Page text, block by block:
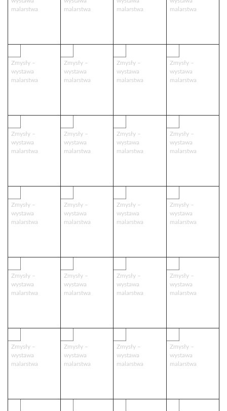
malarstwa
malarstwa
malarstwa
malarstwa
Zmysły –
wystawa
malarstwa
Zmysły –
wystawa
malarstwa
Zmysły –
wystawa
malarstwa
Zmysły –
wystawa
malarstwa
Zmysły –
wystawa
malarstwa
Zmysły –
wystawa
malarstwa
Zmysły –
wystawa
malarstwa
Zmysły –
wystawa
malarstwa
Zmysły –
wystawa
malarstwa
Zmysły –
wystawa
malarstwa
Zmysły –
wystawa
malarstwa
Zmysły –
wystawa
malarstwa
Zmysły –
wystawa
malarstwa
Zmysły –
wystawa
malarstwa
Zmysły –
wystawa
malarstwa
Zmysły –
wystawa
malarstwa
Zmysły –
wystawa
malarstwa
Zmysły –
wystawa
malarstwa
Zmysły –
wystawa
malarstwa
Zmysły –
wystawa
malarstwa